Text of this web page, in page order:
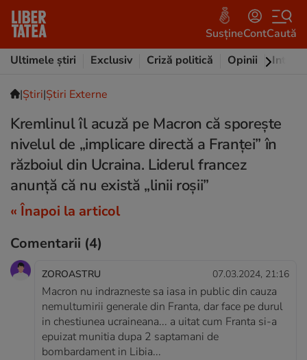
SusțineContCaută
Ultimele știri
Exclusiv Criză politică Opinii
|Ştiri|Știri Externe
Kremlinul îl acuză pe Macron că sporește
nivelul de „implicare directă a Franţei” în
războiul din Ucraina. Liderul francez
anunță că nu există „linii roșii”
« Înapoi la articol
Comentarii (4)
ZOROASTRU 07.03.2024, 21:16
Macron nu indrazneste sa iasa in public din cauza
nemultumirii generale din Franta, dar face pe durul
in chestiunea ucraineana... a uitat cum Franta si-a
epuizat munitia dupa 2 saptamani de
bombardament in Libia...